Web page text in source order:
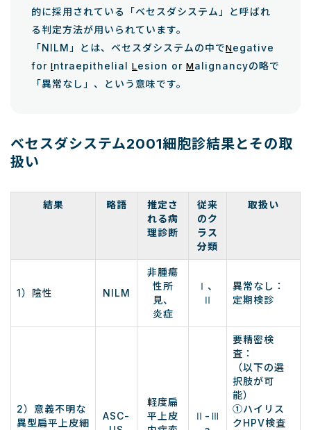
的に採用されている「ベセスダシステム」と呼ばれ
る判定方法が用いられています。
「NILM」とは、ベセスダシステムの中でNegative
for Intraepithelial Lesion or Malignancyの略で
「異常なし」、という意味です。
ベセスダシステム2001細胞診結果とその取
扱い
結果 略語
推定さ
れる病
理診断
従来
のク
ラス
分類
取扱い
1）陰性 NILM
非腫瘍
性所
見、
炎症
Ⅰ、
Ⅱ
異常なし：
定期検診
2）意義不明な
異型扁平上皮細
ASC-
軽度扁
平上皮
Ⅱ-Ⅲ
要精密検
査：
（以下の選
択肢が可
能）
①ハイリス
クHPV検査